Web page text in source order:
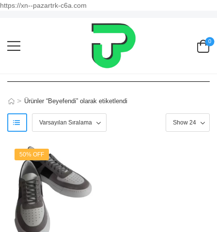
https://xn--pazartrk-c6a.com
0
> Ürünler “Beyefendi” olarak etiketlendi
50% OFF